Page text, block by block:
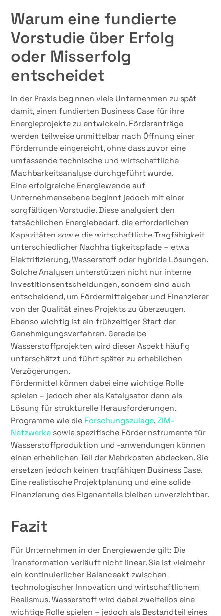
Warum eine fundierte
Vorstudie über Erfolg
oder Misserfolg
entscheidet
In der Praxis beginnen viele Unternehmen zu spät
damit, einen fundierten Business Case für ihre
Energieprojekte zu entwickeln. Förderanträge
werden teilweise unmittelbar nach Öffnung einer
Förderrunde eingereicht, ohne dass zuvor eine
umfassende technische und wirtschaftliche
Machbarkeitsanalyse durchgeführt wurde.
Eine erfolgreiche Energiewende auf
Unternehmensebene beginnt jedoch mit einer
sorgfältigen Vorstudie. Diese analysiert den
tatsächlichen Energiebedarf, die erforderlichen
Kapazitäten sowie die wirtschaftliche Tragfähigkeit
unterschiedlicher Nachhaltigkeitspfade – etwa
Elektrifizierung, Wasserstoff oder hybride Lösungen.
Solche Analysen unterstützen nicht nur interne
Investitionsentscheidungen, sondern sind auch
entscheidend, um Fördermittelgeber und Finanzierer
von der Qualität eines Projekts zu überzeugen.
Ebenso wichtig ist ein frühzeitiger Start der
Genehmigungsverfahren. Gerade bei
Wasserstoffprojekten wird dieser Aspekt häufig
unterschätzt und führt später zu erheblichen
Verzögerungen.
Fördermittel können dabei eine wichtige Rolle
spielen – jedoch eher als Katalysator denn als
Lösung für strukturelle Herausforderungen.
Programme wie die Forschungszulage,ZIM-
Netzwerke sowie spezifische Förderinstrumente für
Wasserstoffproduktion und -anwendungen können
einen erheblichen Teil der Mehrkosten abdecken. Sie
ersetzen jedoch keinen tragfähigen Business Case.
Eine realistische Projektplanung und eine solide
Finanzierung des Eigenanteils bleiben unverzichtbar.
Fazit
Für Unternehmen in der Energiewende gilt: Die
Transformation verläuft nicht linear. Sie ist vielmehr
ein kontinuierlicher Balanceakt zwischen
technologischer Innovation und wirtschaftlichem
Realismus. Wasserstoff wird dabei zweifellos eine
wichtige Rolle spielen – jedoch als Bestandteil eines